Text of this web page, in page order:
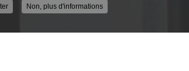
Non, plus d'informations